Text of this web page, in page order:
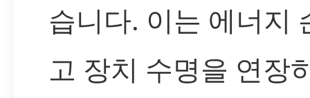
습니다. 이는 에너지
고 장치 수명을 연장